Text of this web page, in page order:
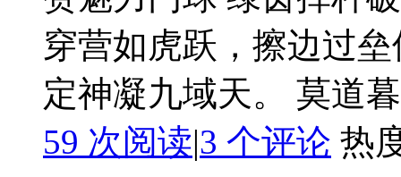
穿营如虎跃，擦边过
定神凝九域天。 莫道
59 次阅读|3 个评论 热